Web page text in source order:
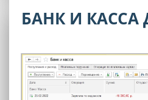
БАНК И КАССА